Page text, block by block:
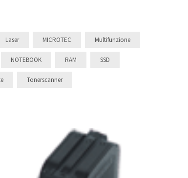
Laser MICROTEC Multifunzione
NOTEBOOK RAM SSD
Tonerscanner